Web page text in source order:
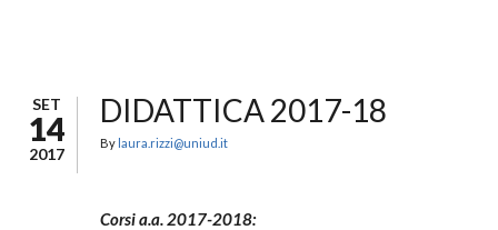
SET
14
2017
DIDATTICA 2017-18
By laura.rizzi@uniud.it
Corsi a.a. 2017-2018: